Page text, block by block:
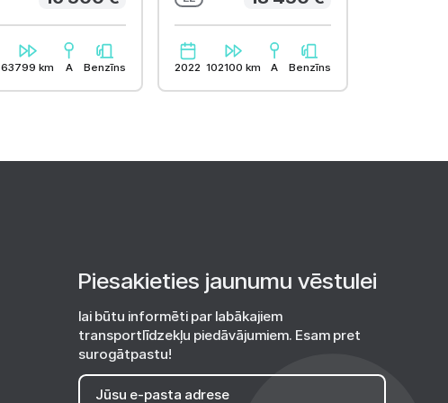
monitorēšana
Parkošanās sensori:
aizmug., priekša
Spoguļi saulessargos
63799 km A Benzīns 2022 102100 km A Benzīns
Piesakieties jaunumu vēstulei
lai būtu informēti par labākajiem
transportlīdzekļu piedāvājumiem. Esam pret
surogātpastu!